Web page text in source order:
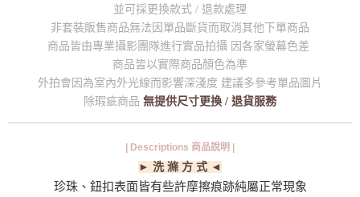
並可採更換款式 / 退款處理
非套裝販售商品無法因單品斷貨而取消其他下單商品
商品皆由專業攝影團隊進行實品拍攝 因各家螢幕色差
商品皆以實際商品顏色為準
外拍會因為室內外光線而影響深淺度 建議多參考單品圖片
除瑕疵商品 無提供尺寸更換 / 退貨服務
| Descriptions 商品說明 |
► 洗 滌 方 式 ◄
珍珠、鈕扣表面皆有些許摩擦痕跡純屬正常現象